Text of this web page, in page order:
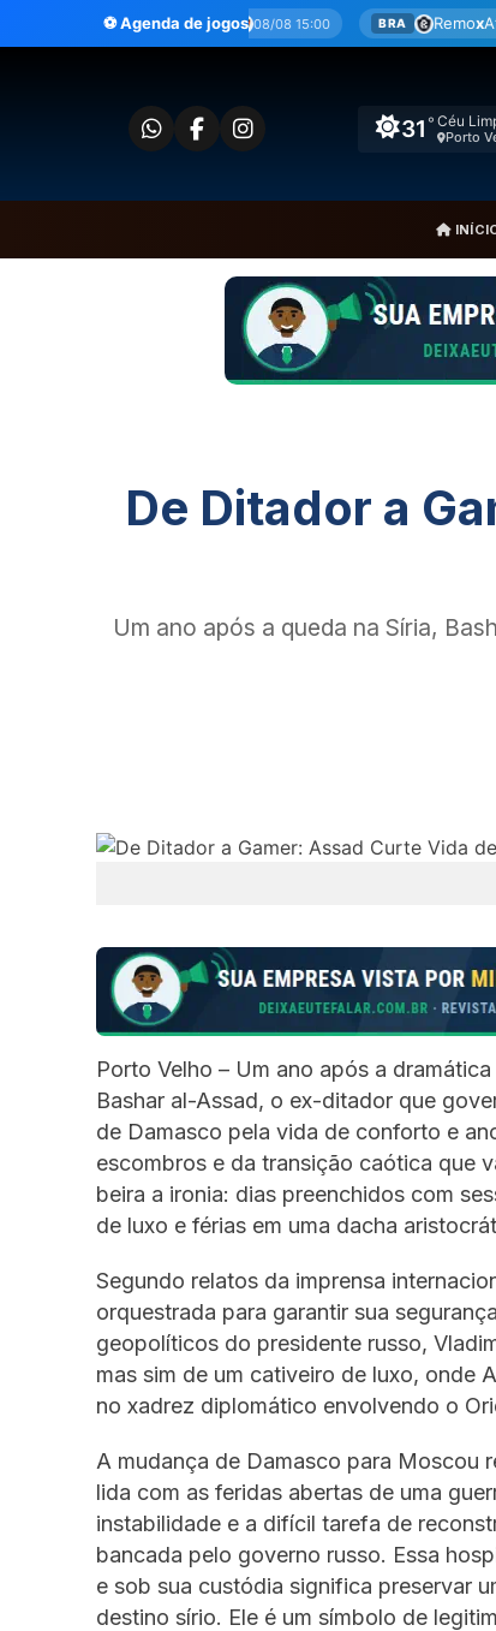
para
⚽ Agenda de jogos
08/08 15:00 BRA Remox Atlético-MG 08/08
31 ° Céu
Porto
De Ditador a
Um ano após a queda na Síria,
Porto Velho – Um ano após a
Bashar al-Assad, o ex-ditador que
de Damasco pela vida de conforto e
escombros e da transição caótica que
beira a ironia: dias preenchidos com
de luxo e férias em uma dacha
Segundo relatos da imprensa
orquestrada para garantir sua
geopolíticos do presidente russo,
mas sim de um cativeiro de luxo, onde
no xadrez diplomático envolvendo o
A mudança de Damasco para Moscou
lida com as feridas abertas de uma
instabilidade e a difícil tarefa de
bancada pelo governo russo. Essa
e sob sua custódia significa preservar
destino sírio. Ele é um símbolo de